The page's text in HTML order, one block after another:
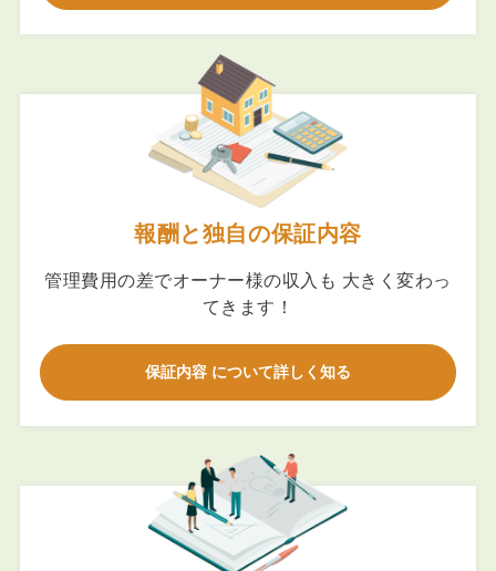
報酬と独自の保証内容
管理費用の差でオーナー様の収入も 大きく変わっ
てきます！
保証内容 について詳しく知る